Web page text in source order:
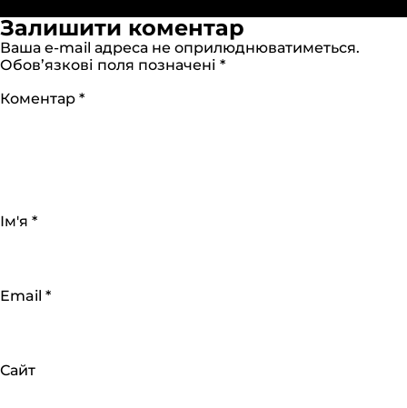
розмір
Залишити коментар
Ваша e-mail адреса не оприлюднюватиметься.
Обов’язкові поля позначені *
Коментар *
Ім'я *
Email *
Сайт